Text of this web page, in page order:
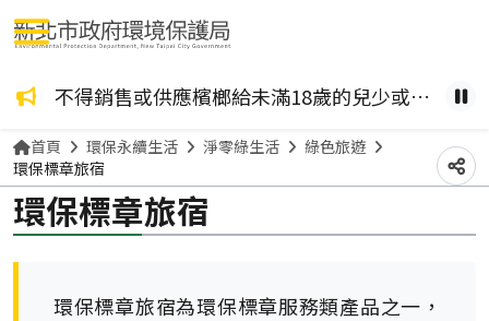
咖啡檳榔、檳榔糖葫蘆？ 檳榔不管加了什麼風味，都是致癌物！請拒絕嚼食。 不得銷售或供應檳榔給未滿18歲的兒少或孕婦。 健暫
選單按鈕
首頁 環保永續生活 淨零綠生活
綠色旅遊
環保標章旅宿
分
環保標章旅宿
環保標章旅宿為環保標章服務類產品之一，